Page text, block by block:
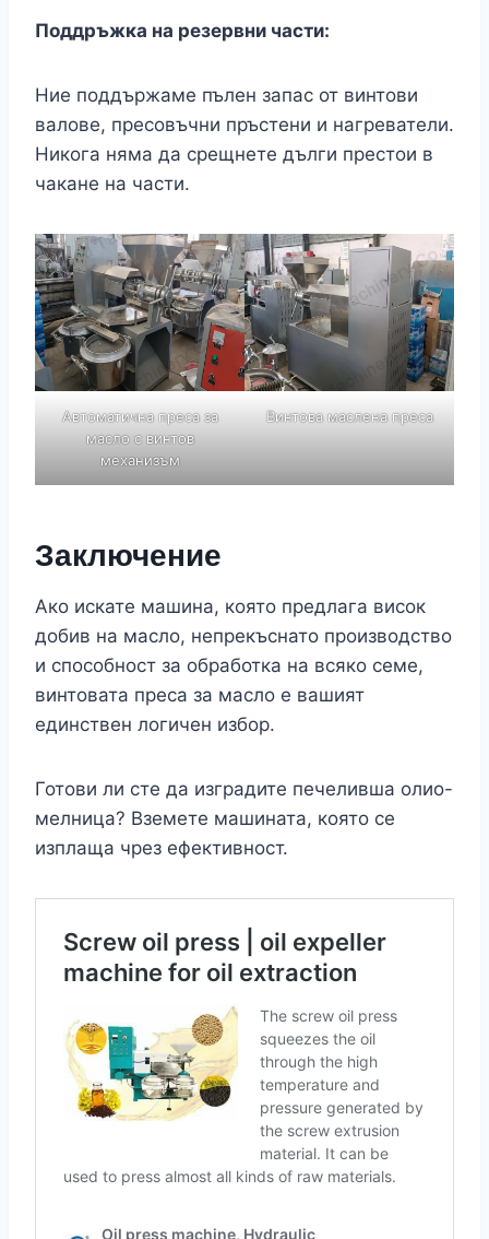
Поддръжка на резервни части:
Ние поддържаме пълен запас от винтови
валове, пресовъчни пръстени и нагреватели.
Никога няма да срещнете дълги престои в
чакане на части.
Автоматична преса за
масло с винтов
механизъм
Винтова маслена преса
Заключение
Ако искате машина, която предлага висок
добив на масло, непрекъснато производство
и способност за обработка на всяко семе,
винтовата преса за масло е вашият
единствен логичен избор.
Готови ли сте да изградите печеливша олио-
мелница? Вземете машината, която се
изплаща чрез ефективност.